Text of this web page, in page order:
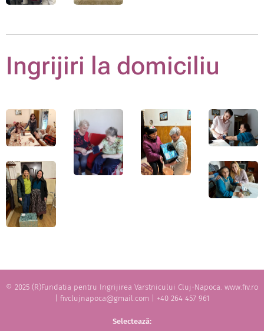
Ingrijiri la domiciliu
© 2025 (R)Fundatia pentru Ingrijirea Varstnicului Cluj-Napoca. www.fiv.ro
| fivclujnapoca@gmail.com | +40 264 457 961
Selectează